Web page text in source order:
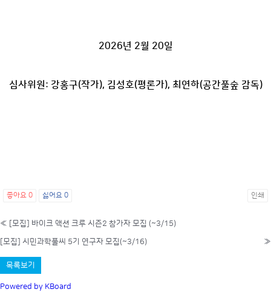
2026년 2월 20일
심사위원: 강홍구(작가), 김성호(평론가), 최연하(공간풀숲 감독)
좋아요 0 싫어요 0 인쇄
« [모집] 바이크 액션 크루 시즌2 참가자 모집 (~3/15)
[모집] 시민과학풀씨 5기 연구자 모집(~3/16) »
목록보기
Powered by KBoard